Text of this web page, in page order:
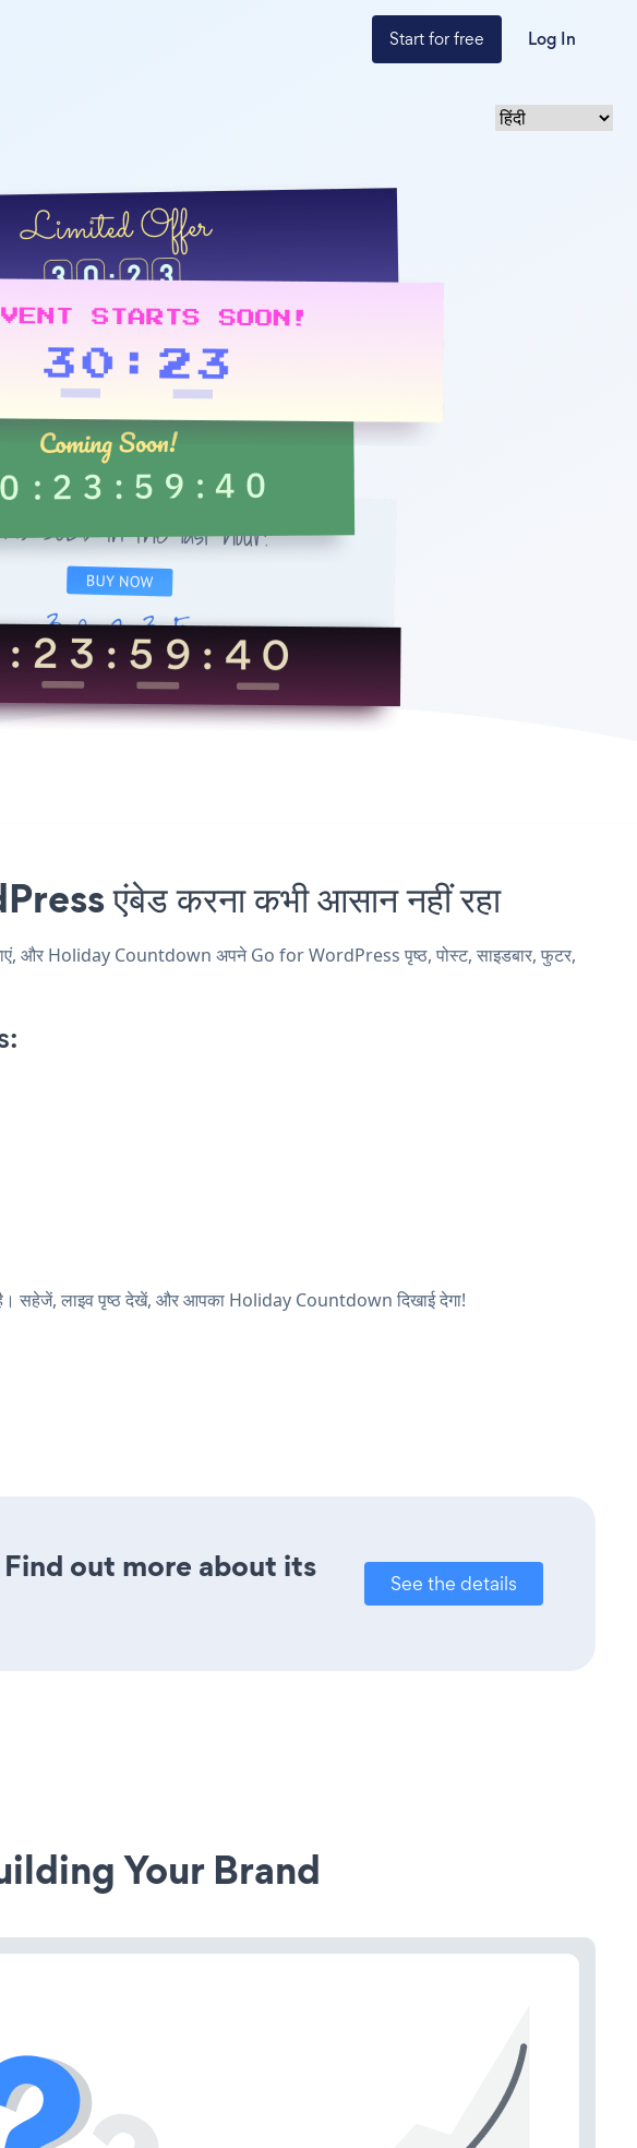
Start for free Log In
एंबेड करना कभी आसान नहीं रहा
और Holiday Countdown अपने Go for WordPress पृष्ठ, पोस्ट, साइडबार, फुटर,
सहेजें, लाइव पृष्ठ देखें, और आपका Holiday Countdown दिखाई देगा!
out more about its
See the details
Your Brand